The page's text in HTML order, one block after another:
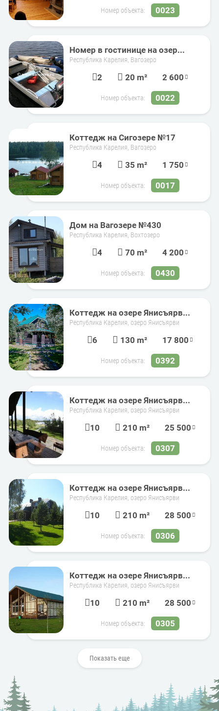
Номер объекта: 0023
Номер в гостинице на озер...
Республика Карелия, Вагозеро
2 20 m² 2 600
Номер объекта: 0022
Коттедж на Сигозере №17
Республика Карелия, Вагозеро
4 35 m² 1 750
Номер объекта: 0017
Дом на Вагозере №430
Республика Карелия, Вохтозеро
4 70 m² 4 200
Номер объекта: 0430
Коттедж на озере Янисъярв...
Республика Карелия, озеро Янисъярви
6 130 m² 17 800
Номер объекта: 0392
Коттедж на озере Янисъярв...
Республика Карелия, озеро Янисъярви
10 210 m² 25 500
Номер объекта: 0307
Коттедж на озере Янисъярв...
Республика Карелия, озеро Янисъярви
10 210 m² 28 500
Номер объекта: 0306
Коттедж на озере Янисъярв...
Республика Карелия, озеро Янисъярви
10 210 m² 28 500
Номер объекта: 0305
Показать еще